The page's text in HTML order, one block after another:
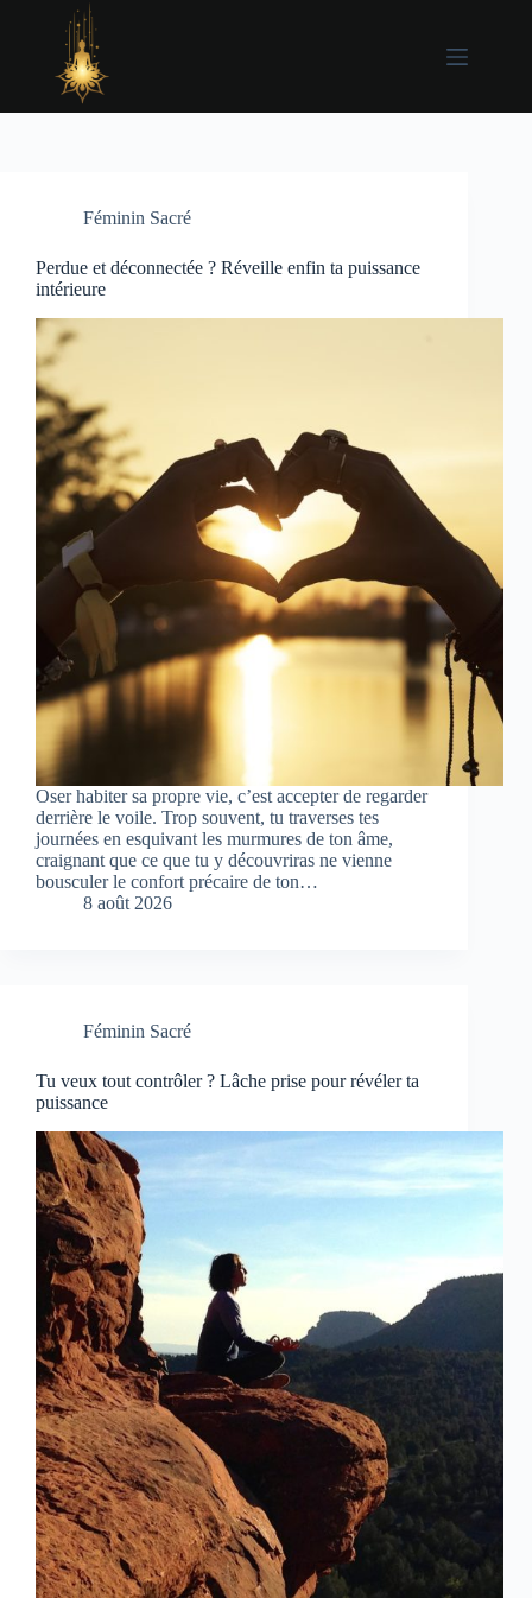
Féminin Sacré
Perdue et déconnectée ? Réveille enfin ta puissance
intérieure
Oser habiter sa propre vie, c’est accepter de regarder
derrière le voile. Trop souvent, tu traverses tes
journées en esquivant les murmures de ton âme,
craignant que ce que tu y découvriras ne vienne
bousculer le confort précaire de ton…
8 août 2026
Féminin Sacré
Tu veux tout contrôler ? Lâche prise pour révéler ta
puissance